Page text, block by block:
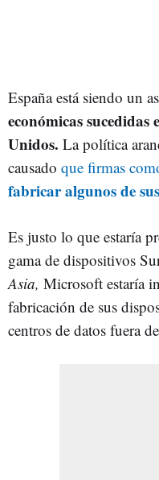
España está siendo un
económicas
Unidos. La política
causado que firmas
fabricar algunos de
Es justo lo que estaría
gama de dispositivos
Asia, Microsoft estaría
fabricación de sus
centros de datos fuera